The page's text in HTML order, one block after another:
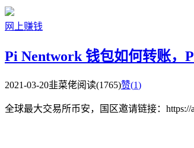
网上赚钱
Pi Nentwork 钱包如何转账，
2021-03-20韭菜佬阅读(1765)赞(1)
全球最大交易所币安，国区邀请链接：https://